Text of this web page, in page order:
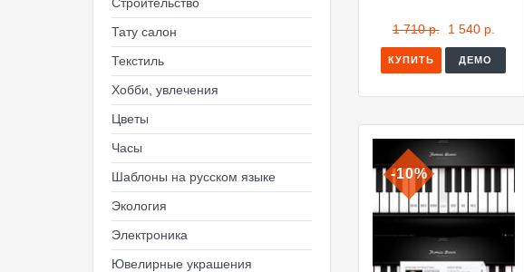
Тату салон
Текстиль
Хобби, увлечения
Цветы
Часы
Шаблоны на русском языке
Экология
Электроника
Ювелирные украшения
1 710 р. 1 540 р.
КУПИТЬ ДЕМО
-10%